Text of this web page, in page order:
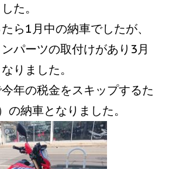
た。
ら1月中の納車でしたが、
パーツの取付けがあり3月
りました。
年の税金をスキップするた
の納車となりました。